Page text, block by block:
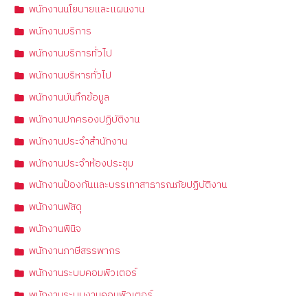
พนักงานนโยบายและแผนงาน
พนักงานบริการ
พนักงานบริการทั่วไป
พนักงานบริหารทั่วไป
พนักงานบันทึกข้อมูล
พนักงานปกครองปฏิบัติงาน
พนักงานประจำสำนักงาน
พนักงานประจำห้องประชุม
พนักงานป้องกันและบรรเทาสาธารณภัยปฏิบัติงาน
พนักงานพัสดุ
พนักงานพินิจ
พนักงานภาษีสรรพากร
พนักงานระบบคอมพิวเตอร์